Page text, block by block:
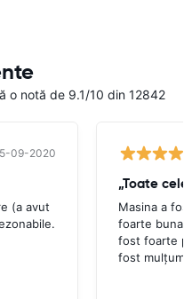
o notă de 9.1/10 din 12842
09-2020
(a avut
Masina a
foarte buna.
fost foarte
fost